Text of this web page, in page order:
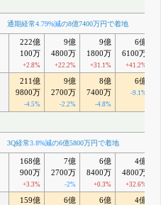
通期経常4.79%減の8億7400万円で着地
222億
100万
+2.8%
9億
4800万
+22.2%
9億
1800万
+31.1%
6億
6100万
+41.2%
211億
9800万
-4.5%
9億
2700万
-2.2%
8億
7400万
-4.8%
6億
-9.1%
3Q経常3.8%減の6億5800万円で着地
168億
900万
+3.3%
7億
2700万
-2%
6億
8400万
+0.3%
4億
4800万
+32.6%
159億
6億
6億
4億